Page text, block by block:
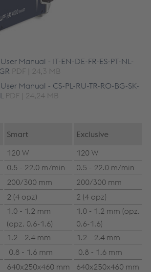
Manual - IT-EN-DE-FR-ES-PT-NL-
PDF | 24,3 MB
Manual - CS-PL-RU-TR-RO-BG-SK-
PDF | 24,24 MB
Smart
Exclusive
120 W
120 W
0.5 - 22.0 m/min
0.5 - 22.0 m/min
200/300 mm
200/300 mm
2 (4 opz) 2 (4 opz)
1.0 - 1.2 mm
(opz. 0.6-1.6)
1.0 - 1.2 mm (opz.
0.6-1.6)
1.2 - 2.4 mm
1.2 - 2.4 mm
0.8 - 1.6 mm
0.8 - 1.6 mm
640x250x460 mm
640x250x460 mm